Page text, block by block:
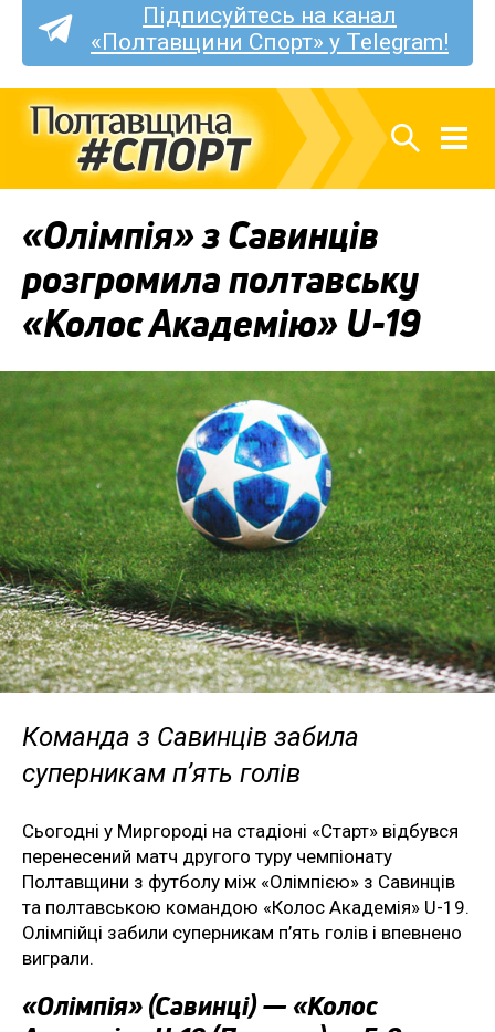
Підписуйтесь на канал
«Полтавщини Спорт» у Telegram!
«Олімпія» з Савинців
розгромила полтавську
«Колос Академію» U-19
Команда з Савинців забила
суперникам п’ять голів
Сьогодні у Миргороді на стадіоні «Старт» відбувся
перенесений матч другого туру чемпіонату
Полтавщини з футболу між «Олімпією» з Савинців
та полтавською командою «Колос Академія» U-19.
Олімпійці забили суперникам п’ять голів і впевнено
виграли.
«Олімпія» (Савинці) — «Колос